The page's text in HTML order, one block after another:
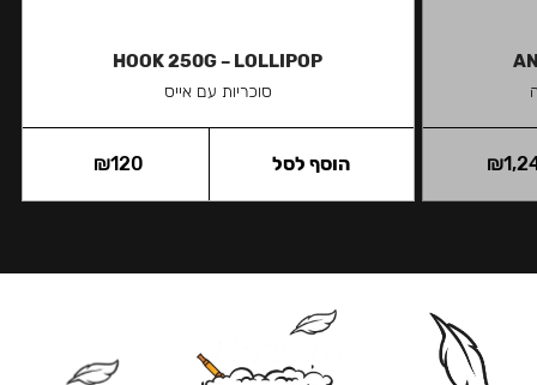
₪
HOOK 250G – LOLLIPOP
סוכריות עם אייס
₪120 הוסף לסל